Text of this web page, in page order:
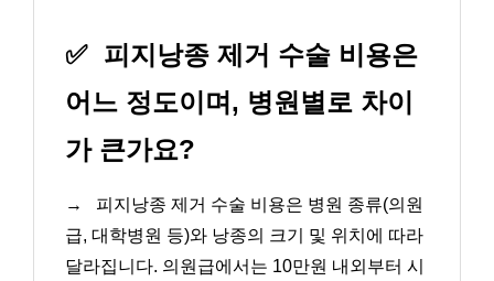
✅ 피지낭종 제거 수술 비용은
어느 정도이며, 병원별로 차이
가 큰가요?
→
피지낭종 제거 수술 비용은 병원 종류(의원
급, 대학병원 등)와 낭종의 크기 및 위치에 따라
달라집니다. 의원급에서는 10만원 내외부터 시